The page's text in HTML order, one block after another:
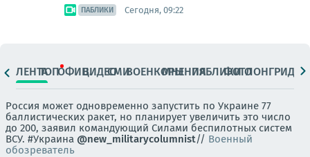
ПАБЛИКИ Сегодня, 09:22
ЛЕНТАТОПОФИЦ.ВИДЕОСМИВОЕНКОРЫМНЕНИЯПАБЛИКИ
ФОТОЛОНГРИДЫ
Россия может одновременно запустить по Украине 77
баллистических ракет, но планирует увеличить это число
до 200, заявил командующий Силами беспилотных систем
ВСУ. #Украина @new_militarycolumnist// Военный
обозреватель